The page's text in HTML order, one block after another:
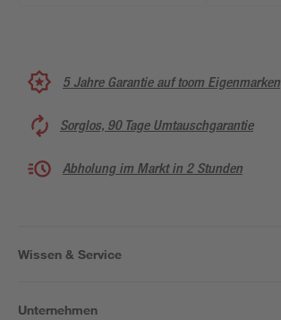
5 Jahre Garantie auf toom Eigenmarken
Sorglos, 90 Tage Umtauschgarantie
Abholung im Markt in 2 Stunden
Wissen & Service
Unternehmen